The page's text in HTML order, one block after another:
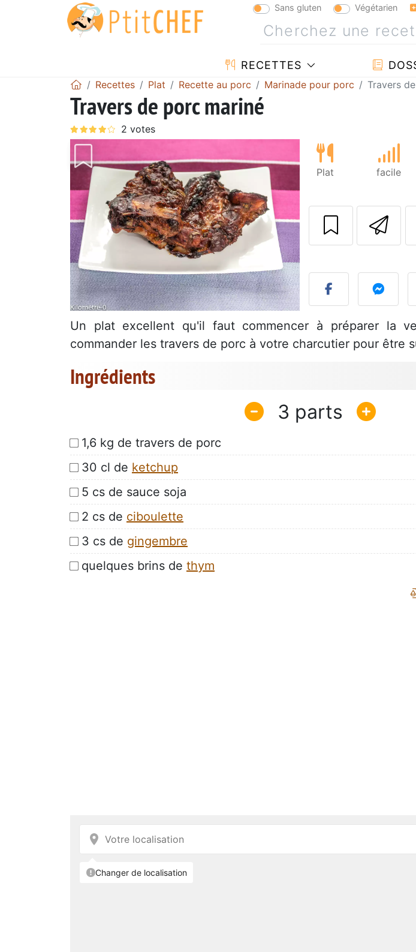
Sans gluten Végétarien
RECETTES
Recettes Plat Recette au porc Marinade pour porc Travers
Travers de porc mariné
Plat facile
Un plat excellent qu'il faut commencer à préparer la
commander les travers de porc à votre charcutier pour être
Ingrédients
3
1,6 kg de travers de porc
30 cl de ketchup
5 cs de sauce soja
2 cs de ciboulette
3 cs de gingembre
quelques brins de thym